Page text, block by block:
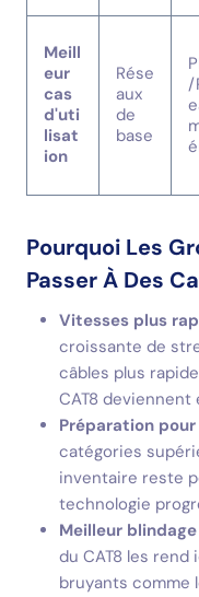
Meill
eur
cas
d'uti
lisat
ion
Rése
aux
de
base
/
Pourquoi Les
Passer À Des
Vitesses plus
croissante de
câbles plus
CAT8 deviennent
Préparation pour
catégories
inventaire reste
technologie
Meilleur blindage
du CAT8 les
bruyants comme